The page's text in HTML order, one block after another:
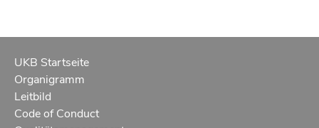
UKB Startseite
Organigramm
Leitbild
Code of Conduct